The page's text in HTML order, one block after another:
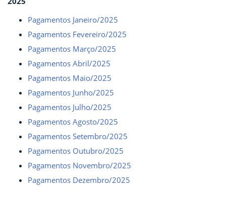
Pagamentos Janeiro/2025
Pagamentos Fevereiro/2025
Pagamentos Março/2025
Pagamentos Abril/2025
Pagamentos Maio/2025
Pagamentos Junho/2025
Pagamentos Julho/2025
Pagamentos Agosto/2025
Pagamentos Setembro/2025
Pagamentos Outubro/2025
Pagamentos Novembro/2025
Pagamentos Dezembro/2025